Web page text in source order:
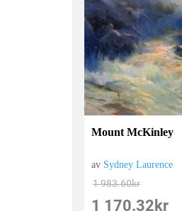
Mount McKinley
av Sydney Laurence
1 983.60kr
1 170.32 kr